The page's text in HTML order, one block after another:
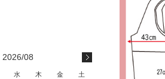
2026/08
水 木 金
土